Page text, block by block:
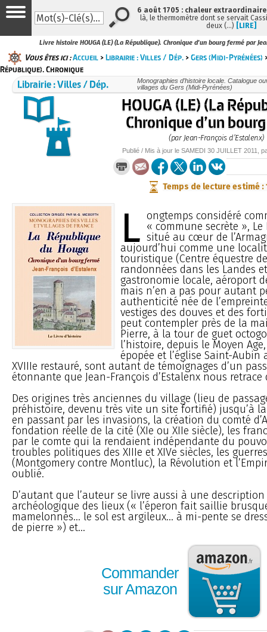
Livre histoire HOUGA (LE) (La République). Chronique d'un bourg fermé par
Vous êtes ici :Accueil >Librairie : Villes / Dép. >Gers (Midi-Pyrénées)
République). Chronique
Librairie : Villes / Dép.
Monographies d’histoire locale. Catalogue
villages du Gers (Midi-Pyrénées)
HOUGA (LE) (La
Chronique d’un
(par Jean-François d’Estalenx)
Publié / Mis à jour le SAMEDI 30 JUILLET 2011 ,
Temps de lecture estimé :
L ongtemps considéré
« commune secrète »,
situé au cœur de
aujourd’hui comme une
touristique (Centre équestre
randonnées dans les Landes
gastronomie locale, aéroport
mais n’en a pas pour autant
authenticité née de
vestiges des douves et des
peut contempler près de la
Pierre, à la tour de guet
l’histoire, depuis le Moyen
épopée et l’église Saint-Aubin
XVIIIe restauré, sont autant de témoignages d’un
étonnante que Jean-François d’Estalenx nous
Des origines très anciennes du village (lieu de
préhistoire, devenu très vite un site fortifié) jusqu’à
en passant par les invasions, la création du comté
fondation réelle de la cité (XIe ou XIIe siècle), les
par le comte qui la rendaient indépendante du
troubles politiques des XIIIe et XIVe siècles, les
(Montgomery contre Montluc), la Révolution et
oublié.
D’autant que l’auteur se livre aussi à une
archéologique des lieux (« l’éperon fait saillie
mamelonnés... le sol est argileux... à mi-pente se
de pierre ») et...
Commander
sur Amazon
6 août 1705 : chaleur
là, le thermomètre dont se servait
deux (…) [LIRE]